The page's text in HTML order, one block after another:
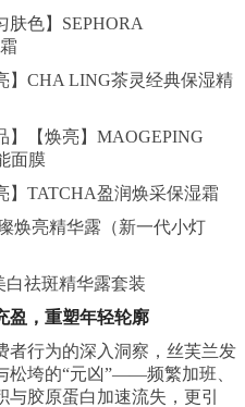
肤色】SEPHORA
】CHA LING茶灵经典保湿精
】【焕亮】MAOGEPING
面膜
】TATCHA盈润焕采保湿霜
焕亮精华露（新一代小灯
白祛斑精华露套装
盈 ，重塑年轻轮廓
者行为的深入洞察，丝芙兰发
松垮的“元凶”——频繁加班、
胶原蛋白加速流失，更引